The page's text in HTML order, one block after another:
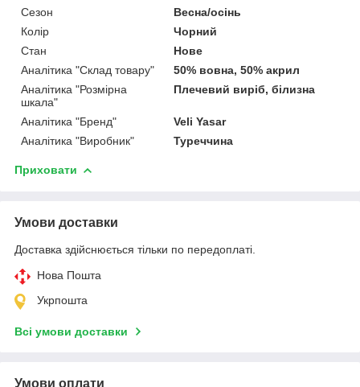
Сезон
Весна/осінь
Колір
Чорний
Стан
Нове
Аналітика "Склад товару"
50% вовна, 50% акрил
Аналітика "Розмірна
шкала"
Плечевий виріб, білизна
Аналітика "Бренд"
Veli Yasar
Аналітика "Виробник"
Туреччина
Приховати
Умови доставки
Доставка здійснюється тільки по передоплаті.
Нова Пошта
Укрпошта
Всі умови доставки
Умови оплати